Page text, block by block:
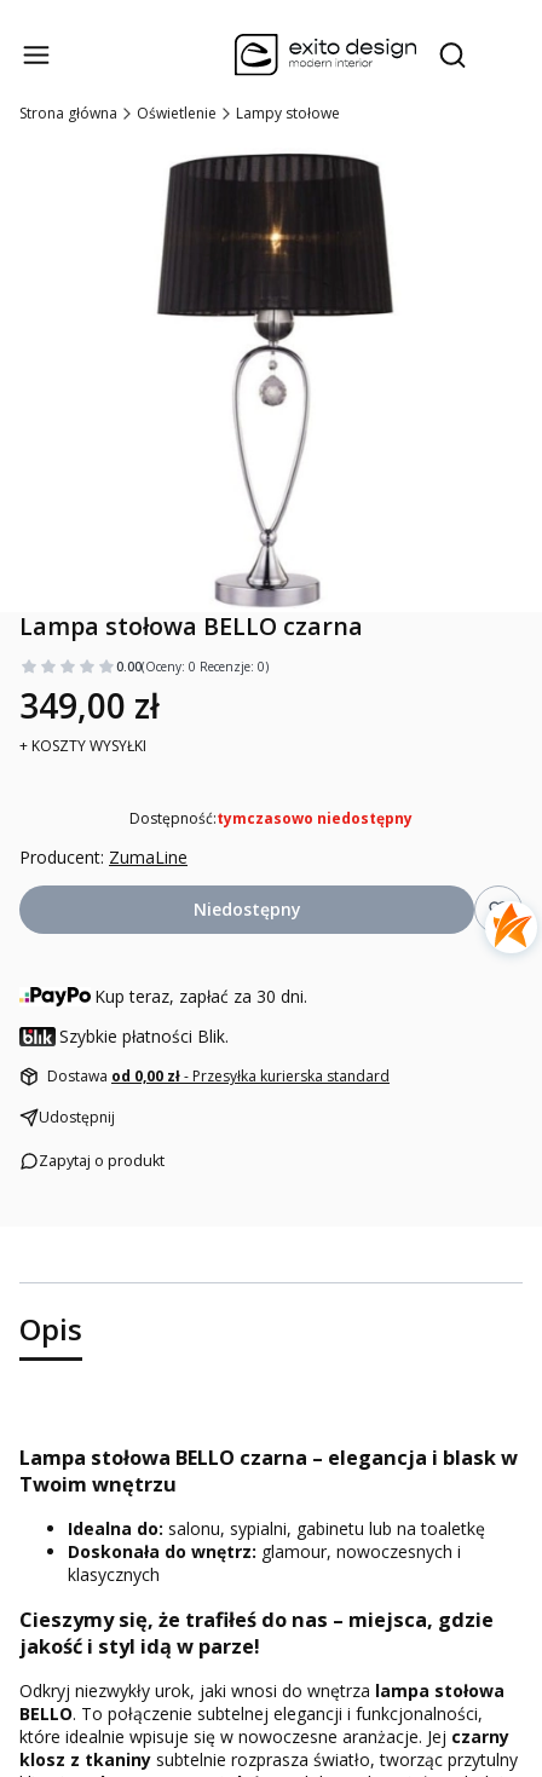
Otwórz
Strona główna Oświetlenie Lampy stołowe
Lampa stołowa BELLO czarna
0.00(Oceny: 0 Recenzje: 0)
349,00 zł
+ KOSZTY WYSYŁKI
Dostępność:tymczasowo niedostępny
Producent: ZumaLine
Niedostępny
Kup teraz, zapłać za 30 dni.
Szybkie płatności Blik.
Dostawa od 0,00 zł- Przesyłka kurierska standard
Udostępnij
Zapytaj o produkt
Opis
Lampa stołowa BELLO czarna – elegancja i blask w
Twoim wnętrzu
Idealna do: salonu, sypialni, gabinetu lub na toaletkę
Doskonała do wnętrz: glamour, nowoczesnych i
klasycznych
Cieszymy się, że trafiłeś do nas – miejsca, gdzie
jakość i styl idą w parze!
Odkryj niezwykły urok, jaki wnosi do wnętrza lampa stołowa
BELLO. To połączenie subtelnej elegancji i funkcjonalności,
które idealnie wpisuje się w nowoczesne aranżacje. Jej czarny
klosz z tkaniny subtelnie rozprasza światło, tworząc przytulny